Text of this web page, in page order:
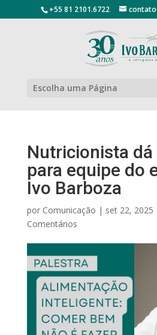
+55 81 2101.6722
Escolha uma Página
Nutricionista
para equipe do
Ivo Barboza
por Comunicação | set 22, 2025
Comentários